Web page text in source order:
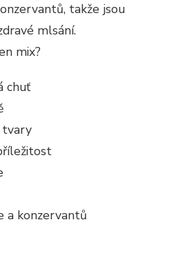
takže jsou
mlsání.
mix?
chuť
tvary
a konzervantů